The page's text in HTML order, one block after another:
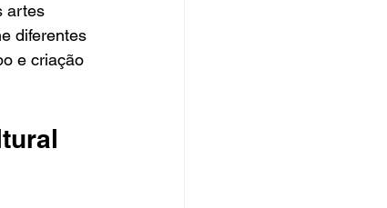
artes
diferentes
e criação